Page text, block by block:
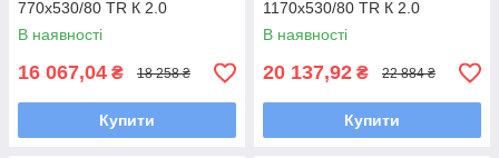
770х530/80 TR К 2.0
В наявності
16 067,04 ₴ 18 258 ₴
Купити
1170х530/80 TR К 2.0
В наявності
20 137,92 ₴ 22 884 ₴
Купити